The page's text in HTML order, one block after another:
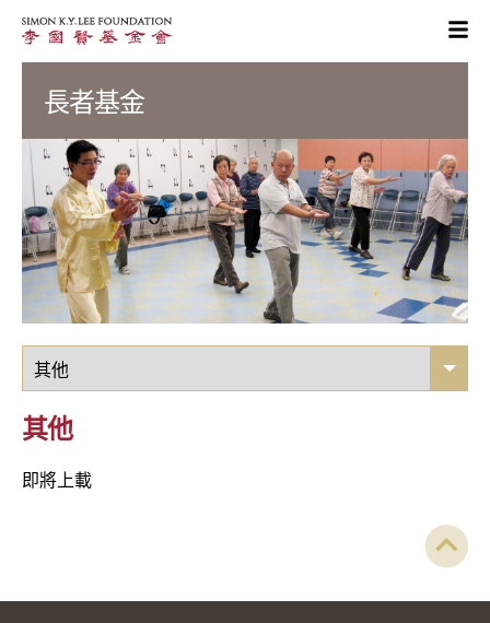
長者基金
其他
即將上載